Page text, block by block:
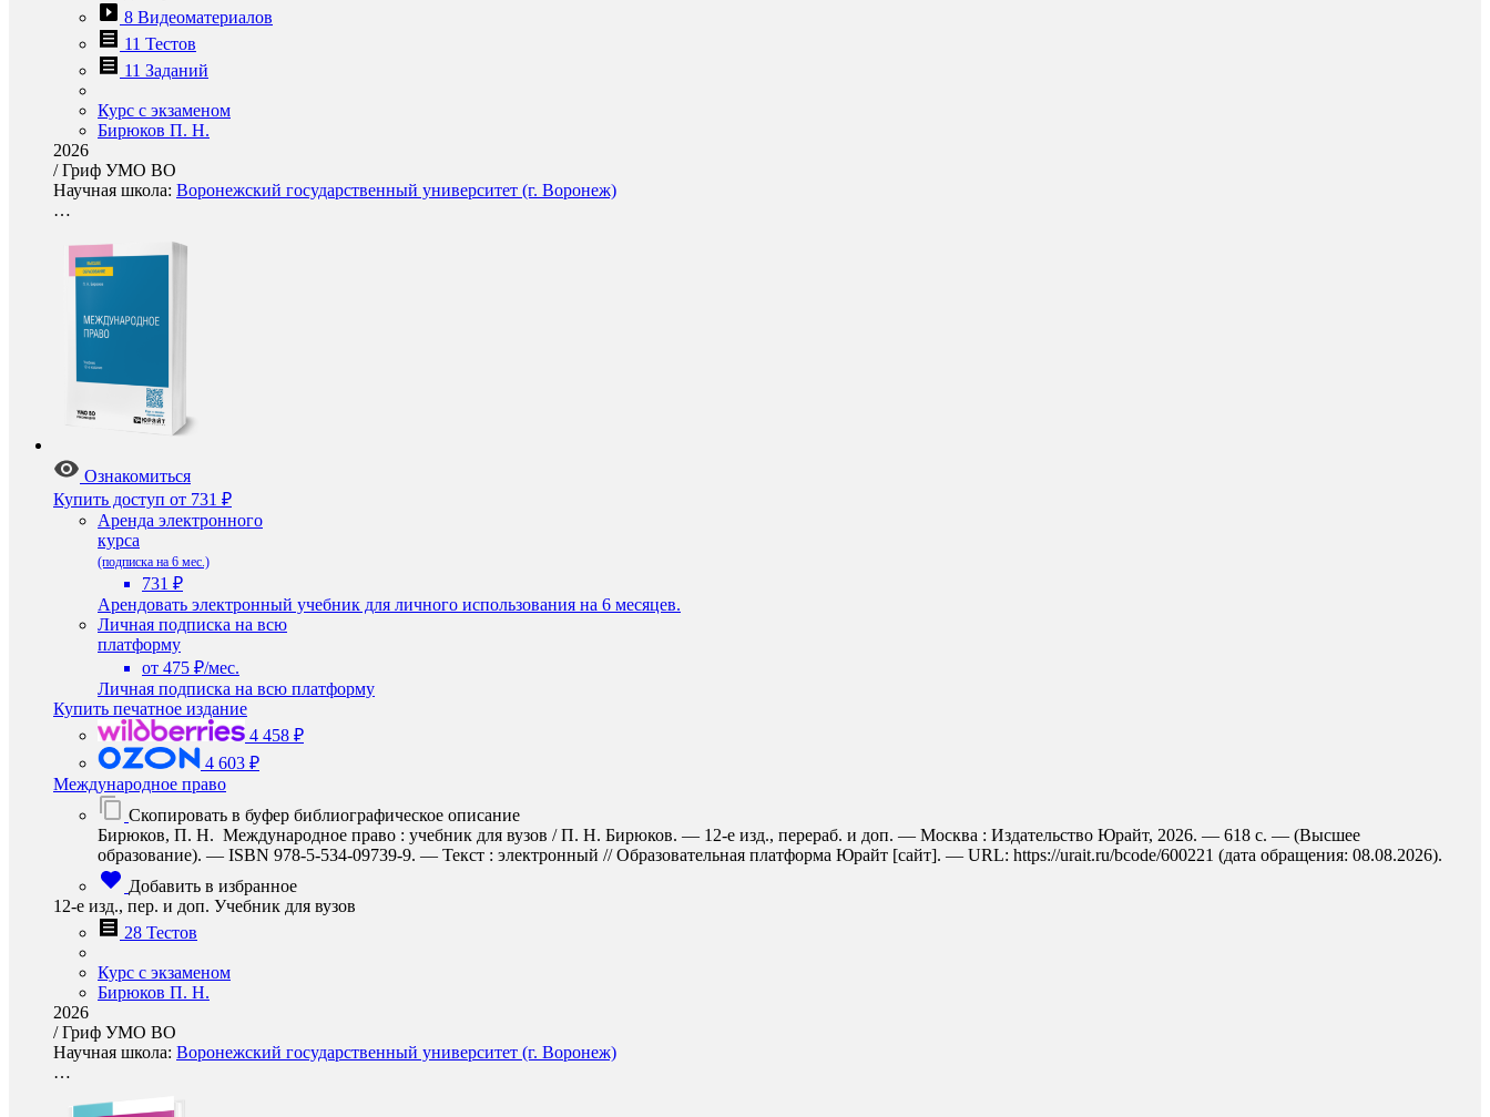
8 Видеоматериалов
11 Тестов
11 Заданий
Курс с экзаменом
Бирюков П. Н.
2026
/Гриф УМО ВО
Научная школа: Воронежский государственный университет (г. Воронеж)
…
Ознакомиться
Купить доступ от 731 ₽
Аренда электронного
курса
(подписка на 6 мес.)
731 ₽
Арендовать электронный учебник для личного использования на 6 месяцев.
Личная подписка на всю
платформу
от 475 ₽/мес.
Личная подписка на всю платформу
Купить печатное издание
4 458 ₽
4 603 ₽
Международное право
Скопировать в буфер библиографическое описание
Бирюков, П. Н. Международное право : учебник для вузов / П. Н. Бирюков. — 12-е изд., перераб. и доп. — Москва : Издательство Юрайт, 2026. — 618 с. — (Высшее
образование). — ISBN 978-5-534-09739-9. — Текст : электронный // Образовательная платформа Юрайт [сайт]. — URL: https://urait.ru/bcode/600221 (дата обращения: 08.08.2026).
Добавить в избранное
12-е изд., пер. и доп. Учебник для вузов
28 Тестов
Курс с экзаменом
Бирюков П. Н.
2026
/Гриф УМО ВО
Научная школа: Воронежский государственный университет (г. Воронеж)
…